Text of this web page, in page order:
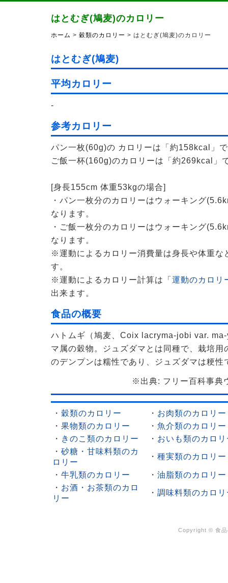
はとむぎ(鳩麦)のカロリー
ホーム > 穀類のカロリー > はとむぎ(鳩麦)のカロリー
はとむぎ(鳩麦)
平均カロリー
-
参考カロリー
パン一枚(60g)の カロリーは「約158kcal」
ご飯一杯(160g)のカロリーは「約269kcal」
[身長155cm 体重53kgの場合]
・パン一枚分のカロリーはウォーキング
なります。
・ご飯一枚分のカロリーはウォーキング
なります。
※運動によるカロリー消費量は身長や体重な
す。
※運動によるカロリー計算は「運動のカロリ
出来ます。
食品の概要
ハトムギ（鳩麦、Coix lacryma-jobi var.
マ属の穀物。ジュズダマとは同種で、栽培
のデンプンは糯性であり、ジュズダマは粳性
※出典: フリー百科事典
・ 穀類のカロリー ・ お肉類のカロリー
・ 果物類のカロリー ・ 魚介類のカロリー
・ きのこ類のカロリー ・ おいも類のカロリ
・ 砂糖・甘味料類のカ
ロリー
・ 種実類のカロリー
・ 牛乳類のカロリー ・ 油脂類のカロリー
・ お酒・お茶類のカロ
リー
・ 調味料類のカロリ
Copyright © 食